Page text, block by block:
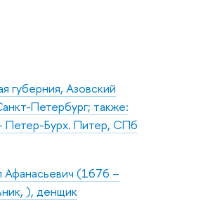
губерния, Азовский
Петербург; также:
Петер-Бурх. Питер, СПб
(1676 –
), денщик